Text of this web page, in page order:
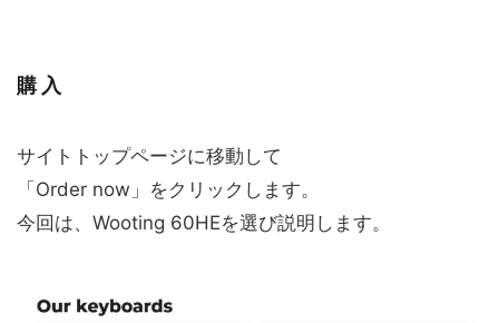
購入
サイトトップページに移動して
「 Order now 」をクリックします。
今回は、Wooting 60HEを選び説明します。